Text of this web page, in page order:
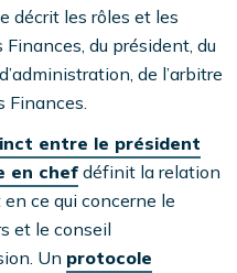
décrit les rôles et les
du président, du
de l’arbitre
Finances.
entre le président
en chef définit la relation
ce qui concerne le
et le conseil
Un protocole